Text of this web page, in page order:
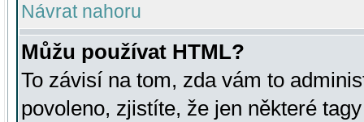
Návrat nahoru
Můžu používat HTML?
To závisí na tom, zda vám to
povoleno, zjistíte, že jen některé